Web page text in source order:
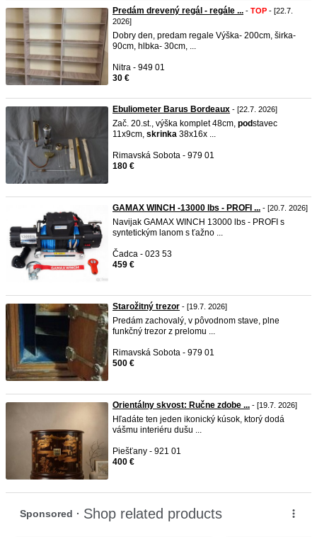
Predám drevený regál - regále ... - TOP - [22.7.
2026]
Dobry den, predam regale Výška- 200cm, širka-
90cm, hlbka- 30cm, ...
Nitra - 949 01
30 €
Ebuliometer Barus Bordeaux - [22.7. 2026]
Zač. 20.st., výška komplet 48cm, podstavec
11x9cm, skrinka 38x16x ...
Rimavská Sobota - 979 01
180 €
GAMAX WINCH -13000 lbs - PROFI ... - [20.7. 2026]
Navijak GAMAX WINCH 13000 lbs - PROFI s
syntetickým lanom s ťažno ...
Čadca - 023 53
459 €
Starožitný trezor - [19.7. 2026]
Predám zachovalý, v pôvodnom stave, plne
funkčný trezor z prelomu ...
Rimavská Sobota - 979 01
500 €
Orientálny skvost: Ručne zdobe ... - [19.7. 2026]
Hľadáte ten jeden ikonický kúsok, ktorý dodá
vášmu interiéru dušu ...
Piešťany - 921 01
400 €